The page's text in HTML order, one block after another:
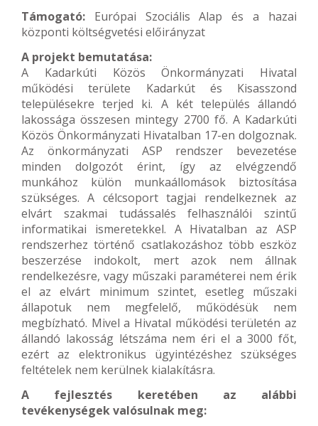
Támogató: Európai Szociális Alap és a hazai
központi költségvetési előirányzat
A projekt bemutatása:
A Kadarkúti Közös Önkormányzati Hivatal
működési területe Kadarkút és Kisasszond
településekre terjed ki. A két település állandó
lakossága összesen mintegy 2700 fő. A Kadarkúti
Közös Önkormányzati Hivatalban 17-en dolgoznak.
Az önkormányzati ASP rendszer bevezetése
minden dolgozót érint, így az elvégzendő
munkához külön munkaállomások biztosítása
szükséges. A célcsoport tagjai rendelkeznek az
elvárt szakmai tudássalés felhasználói szintű
informatikai ismeretekkel. A Hivatalban az ASP
rendszerhez történő csatlakozáshoz több eszköz
beszerzése indokolt, mert azok nem állnak
rendelkezésre, vagy műszaki paraméterei nem érik
el az elvárt minimum szintet, esetleg műszaki
állapotuk nem megfelelő, működésük nem
megbízható. Mivel a Hivatal működési területén az
állandó lakosság létszáma nem éri el a 3000 főt,
ezért az elektronikus ügyintézéshez szükséges
feltételek nem kerülnek kialakításra.
A fejlesztés keretében az alábbi
tevékenységek valósulnak meg: